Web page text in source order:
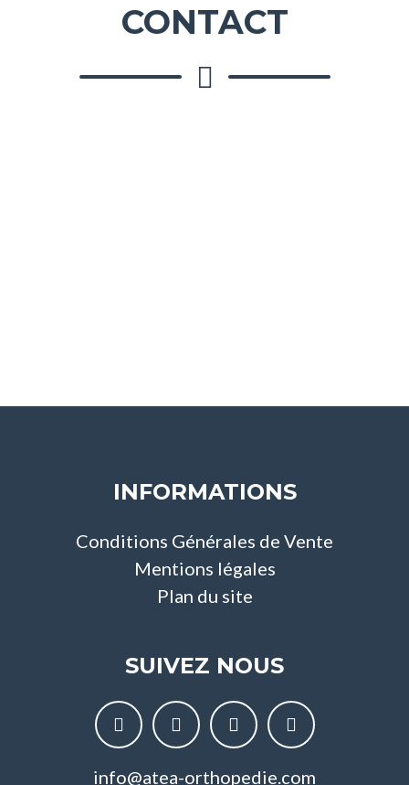
CONTACT
INFORMATIONS
Conditions Générales de Vente
Mentions légales
Plan du site
SUIVEZ NOUS
info@atea-orthopedie.com